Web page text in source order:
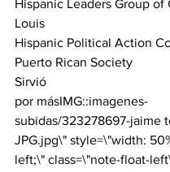
Hispanic Leaders Group of
Louis
Hispanic Political Action
Puerto Rican Society
Sirvió
por másIMG::imagenes-
subidas/323278697-jaime
JPG.jpg\" style=\"width:
left;\" class=\"note-float-